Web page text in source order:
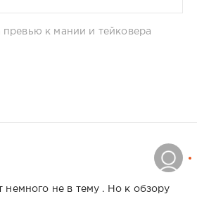
превью к мании и тейковера
немного не в тему . Но к обзору